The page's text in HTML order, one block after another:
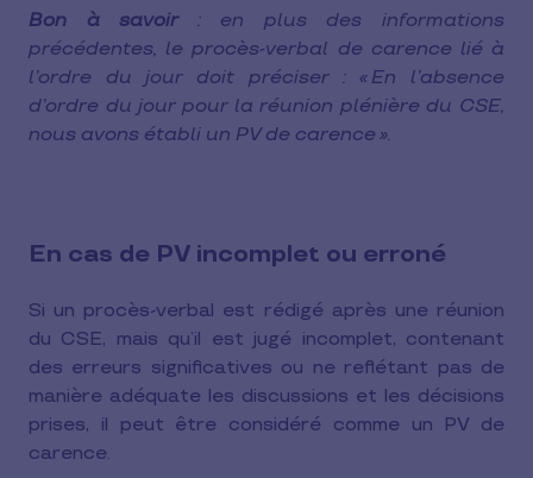
Bon à savoir : en plus des informations
précédentes, le procès-verbal de carence lié à
l’ordre du jour doit préciser : « En l’absence
d’ordre du jour pour la réunion plénière du CSE,
nous avons établi un PV de carence ».
En cas de PV incomplet ou erroné
Si un procès-verbal est rédigé après une réunion
du CSE, mais qu’il est jugé incomplet, contenant
des erreurs significatives ou ne reflétant pas de
manière adéquate les discussions et les décisions
prises, il peut être considéré comme un PV de
carence.